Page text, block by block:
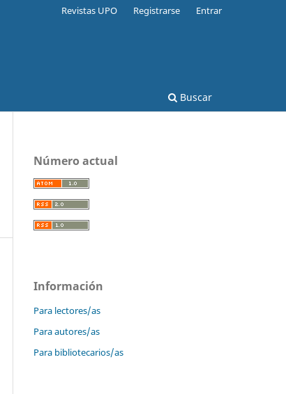
Buscar
Revistas UPO Registrarse Entrar
Número actual
Información
Para lectores/as
Para autores/as
Para bibliotecarios/as